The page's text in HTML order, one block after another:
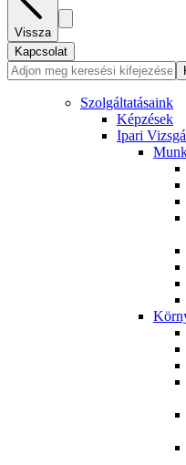
Vissza
Kapcsolat
Szolgáltatásaink
Képzések
Ipari